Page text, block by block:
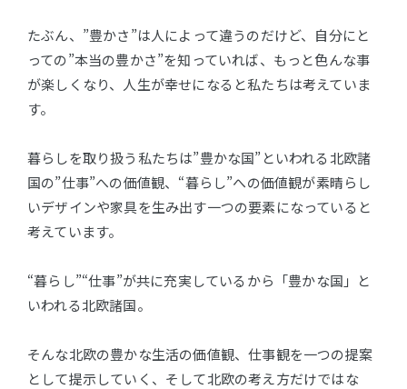
たぶん、”豊かさ”は人によって違うのだけど、自分にと
っての”本当の豊かさ”を知っていれば、もっと色んな事
が楽しくなり、人生が幸せになると私たちは考えていま
す。
暮らしを取り扱う私たちは”豊かな国”といわれる北欧諸
国の”仕事”への価値観、“暮らし”への価値観が素晴らし
いデザインや家具を生み出す一つの要素になっていると
考えています。
“暮らし”“仕事”が共に充実しているから「豊かな国」と
いわれる北欧諸国。
そんな北欧の豊かな生活の価値観、仕事観を一つの提案
として提示していく、そして北欧の考え方だけではな